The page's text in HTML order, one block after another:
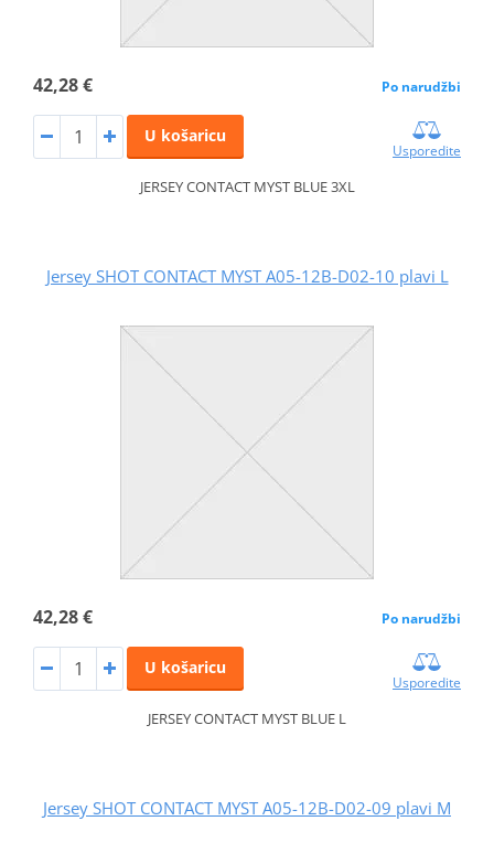
42,28 € Po narudžbi
U košaricu
Usporedite
JERSEY CONTACT MYST BLUE 3XL
Jersey SHOT CONTACT MYST A05-12B-D02-10 plavi L
42,28 € Po narudžbi
U košaricu
Usporedite
JERSEY CONTACT MYST BLUE L
Jersey SHOT CONTACT MYST A05-12B-D02-09 plavi M